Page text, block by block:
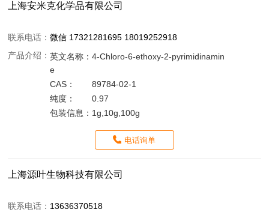
上海安米克化学品有限公司
联系电话：微信 17321281695 18019252918
产品介绍：英文名称：4-Chloro-6-ethoxy-2-pyrimidinamin
e
CAS：
89784-02-1
纯度：
0.97
包装信息： 1g,10g,100g
电话询单
上海源叶生物科技有限公司
联系电话： 13636370518